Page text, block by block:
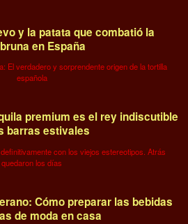
y la patata que combatió la
en España
El verdadero y sorprendente origen de la tortilla
española
premium es el rey indiscutible
barras estivales
con los viejos estereotipos. Atrás
quedaron los días
Cómo preparar las bebidas
de moda en casa